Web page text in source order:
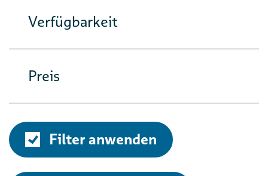
Verfügbarkeit
Preis
Filter anwenden